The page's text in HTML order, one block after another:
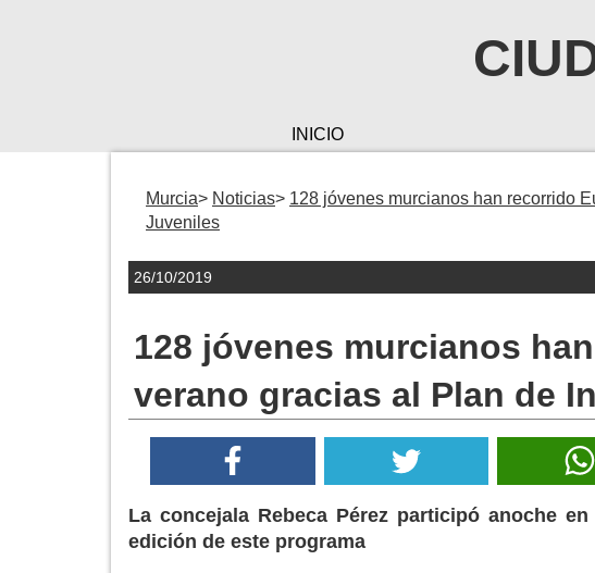
INICIO
Murcia Noticias
128 jóvenes murcianos han recorrido
Juveniles
26/10/2019
128 jóvenes murcianos
verano gracias al Plan de
La concejala Rebeca Pérez participó anoche
edición de este programa